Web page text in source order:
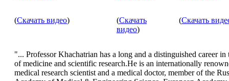
(Скачать видео) (Скачать
видео)
(Скачать
"... Professor Khachatrian has a long and a distinguished career in
of medicine and scientific research.He is an internationally
medical research scientist and a medical doctor, member of the